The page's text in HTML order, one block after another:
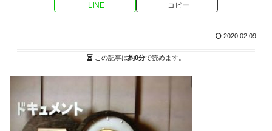
LINE コピー
2020.02.09
この記事は約0分で読めます。